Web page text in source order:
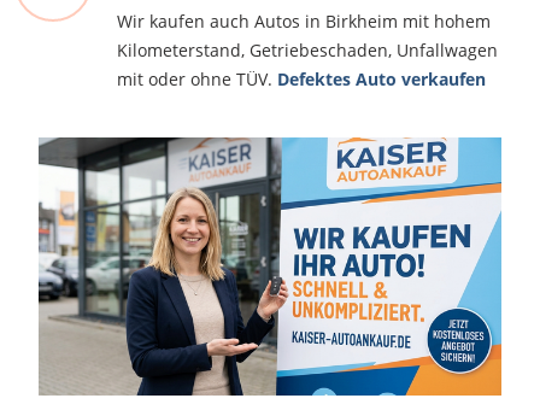
Wir kaufen auch Autos in Birkheim mit hohem
Kilometerstand, Getriebeschaden, Unfallwagen
mit oder ohne TÜV. Defektes Auto verkaufen